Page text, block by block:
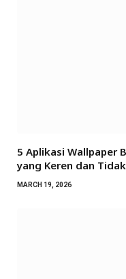
5 Aplikasi Wallpaper
yang Keren dan
MARCH 19, 2026